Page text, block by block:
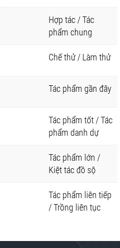
Hợp tác / Tác
phẩm chung
Chế thử / Làm thử
Tác phẩm gần đây
Tác phẩm tốt / Tác
phẩm danh dự
Tác phẩm lớn /
Kiệt tác đồ sộ
Tác phẩm liên tiếp
/ Trồng liên tục